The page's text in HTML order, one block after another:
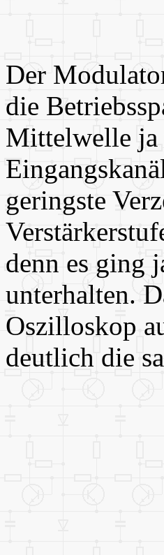
Der
die
Mittelwelle ja
geringste
denn es ging
unterhalten.
Oszilloskop
deutlich die